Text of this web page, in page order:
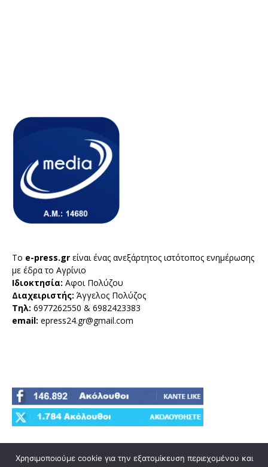
Το e-press.gr είναι ένας ανεξάρτητος ιστότοπος ενημέρωσης
με έδρα το Αγρίνιο
Ιδιοκτησία: Αφοι Πολύζου
Διαχειριστής: Άγγελος Πολύζος
Τηλ: 6977262550 & 6982423383
email: epress24.gr@gmail.com
Χρησιμοποιούμε cookie για την εξατομίκευση περιεχομένου και